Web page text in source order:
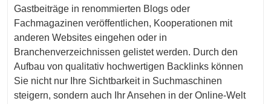
Gastbeiträge in renommierten Blogs oder
Fachmagazinen veröffentlichen, Kooperationen mit
anderen Websites eingehen oder in
Branchenverzeichnissen gelistet werden. Durch den
Aufbau von qualitativ hochwertigen Backlinks können
Sie nicht nur Ihre Sichtbarkeit in Suchmaschinen
steigern, sondern auch Ihr Ansehen in der Online-Welt